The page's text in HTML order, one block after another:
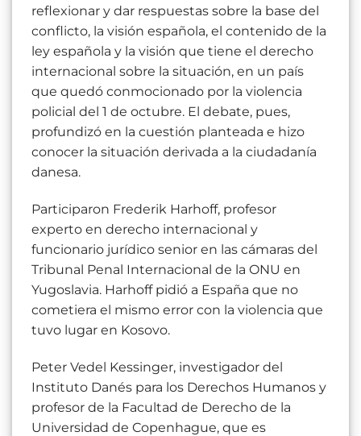
reflexionar y dar respuestas sobre la base del
conflicto, la visión española, el contenido de la
ley española y la visión que tiene el derecho
internacional sobre la situación, en un país
que quedó conmocionado por la violencia
policial del 1 de octubre. El debate, pues,
profundizó en la cuestión planteada e hizo
conocer la situación derivada a la ciudadanía
danesa.
Participaron Frederik Harhoff, profesor
experto en derecho internacional y
funcionario jurídico senior en las cámaras del
Tribunal Penal Internacional de la ONU en
Yugoslavia. Harhoff pidió a España que no
cometiera el mismo error con la violencia que
tuvo lugar en Kosovo.
Peter Vedel Kessinger, investigador del
Instituto Danés para los Derechos Humanos y
profesor de la Facultad de Derecho de la
Universidad de Copenhague, que es